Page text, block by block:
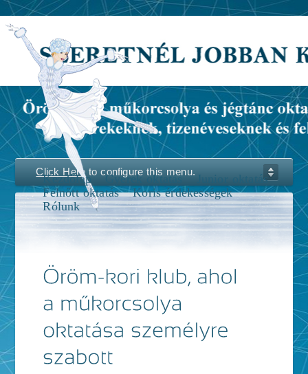
Kezdőlap Gyerek oktatás
Junior oktatás
Felnőtt oktatás
Koris érdekességek
Rólunk
Click Here to configure this menu.